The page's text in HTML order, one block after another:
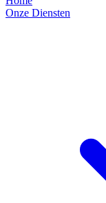
Onze Diensten